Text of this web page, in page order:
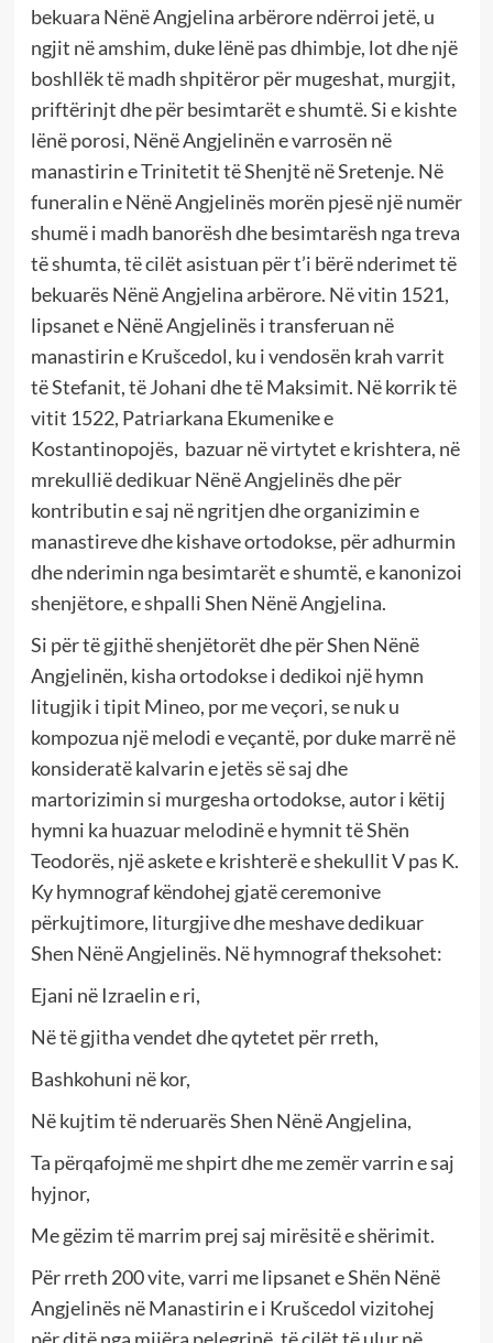
bekuara Nënë Angjelina arbërore ndërroi jetë, u
ngjit në amshim, duke lënë pas dhimbje, lot dhe një
boshllëk të madh shpitëror për mugeshat, murgjit,
priftërinjt dhe për besimtarët e shumtë. Si e kishte
lënë porosi, Nënë Angjelinën e varrosën në
manastirin e Trinitetit të Shenjtë në Sretenje. Në
funeralin e Nënë Angjelinës morën pjesë një numër
shumë i madh banorësh dhe besimtarësh nga treva
të shumta, të cilët asistuan për t’i bërë nderimet të
bekuarës Nënë Angjelina arbërore. Në vitin 1521,
lipsanet e Nënë Angjelinës i transferuan në
manastirin e Krušcedol, ku i vendosën krah varrit
të Stefanit, të Johani dhe të Maksimit. Në korrik të
vitit 1522, Patriarkana Ekumenike e
Kostantinopojës, bazuar në virtytet e krishtera, në
mrekullië dedikuar Nënë Angjelinës dhe për
kontributin e saj në ngritjen dhe organizimin e
manastireve dhe kishave ortodokse, për adhurmin
dhe nderimin nga besimtarët e shumtë, e kanonizoi
shenjëtore, e shpalli Shen Nënë Angjelina.
Si për të gjithë shenjëtorët dhe për Shen Nënë
Angjelinën, kisha ortodokse i dedikoi një hymn
litugjik i tipit Mineo, por me veçori, se nuk u
kompozua një melodi e veçantë, por duke marrë në
konsideratë kalvarin e jetës së saj dhe
martorizimin si murgesha ortodokse, autor i këtij
hymni ka huazuar melodinë e hymnit të Shën
Teodorës, një askete e krishterë e shekullit V pas K.
Ky hymnograf këndohej gjatë ceremonive
përkujtimore, liturgjive dhe meshave dedikuar
Shen Nënë Angjelinës. Në hymnograf theksohet:
Ejani në Izraelin e ri,
Në të gjitha vendet dhe qytetet për rreth,
Bashkohuni në kor,
Në kujtim të nderuarës Shen Nënë Angjelina,
Ta përqafojmë me shpirt dhe me zemër varrin e saj
hyjnor,
Me gëzim të marrim prej saj mirësitë e shërimit.
Për rreth 200 vite, varri me lipsanet e Shën Nënë
Angjelinës në Manastirin e i Krušcedol vizitohej